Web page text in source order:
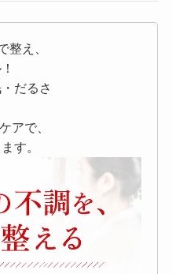
整え、
だるさ
アで、
す。